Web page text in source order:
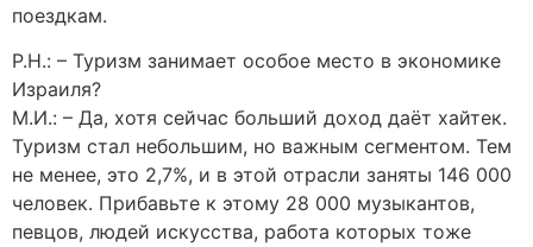
поездкам.
Р.Н.: – Туризм занимает особое место в экономике
Израиля?
М.И.: – Да, хотя сейчас больший доход даёт хайтек.
Туризм стал небольшим, но важным сегментом. Тем
не менее, это 2,7%, и в этой отрасли заняты 146 000
человек. Прибавьте к этому 28 000 музыкантов,
певцов, людей искусства, работа которых тоже